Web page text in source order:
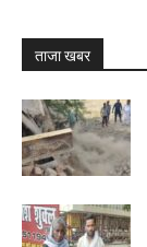
ताजा खबर